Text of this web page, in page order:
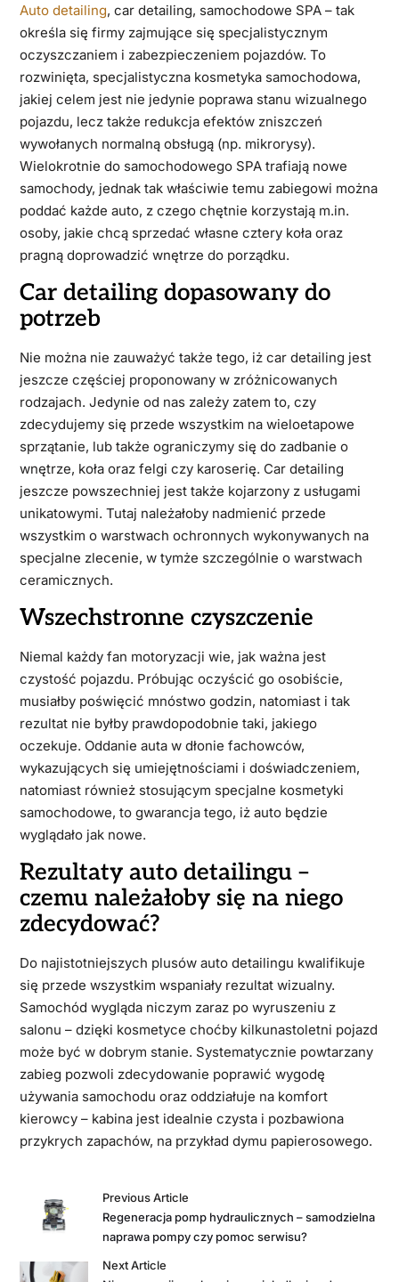
Auto detailing, car detailing, samochodowe SPA – tak
określa się firmy zajmujące się specjalistycznym
oczyszczaniem i zabezpieczeniem pojazdów. To
rozwinięta, specjalistyczna kosmetyka samochodowa,
jakiej celem jest nie jedynie poprawa stanu wizualnego
pojazdu, lecz także redukcja efektów zniszczeń
wywołanych normalną obsługą (np. mikrorysy).
Wielokrotnie do samochodowego SPA trafiają nowe
samochody, jednak tak właściwie temu zabiegowi można
poddać każde auto, z czego chętnie korzystają m.in.
osoby, jakie chcą sprzedać własne cztery koła oraz
pragną doprowadzić wnętrze do porządku.
Car detailing dopasowany do
potrzeb
Nie można nie zauważyć także tego, iż car detailing jest
jeszcze częściej proponowany w zróżnicowanych
rodzajach. Jedynie od nas zależy zatem to, czy
zdecydujemy się przede wszystkim na wieloetapowe
sprzątanie, lub także ograniczymy się do zadbanie o
wnętrze, koła oraz felgi czy karoserię. Car detailing
jeszcze powszechniej jest także kojarzony z usługami
unikatowymi. Tutaj należałoby nadmienić przede
wszystkim o warstwach ochronnych wykonywanych na
specjalne zlecenie, w tymże szczególnie o warstwach
ceramicznych.
Wszechstronne czyszczenie
Niemal każdy fan motoryzacji wie, jak ważna jest
czystość pojazdu. Próbując oczyścić go osobiście,
musiałby poświęcić mnóstwo godzin, natomiast i tak
rezultat nie byłby prawdopodobnie taki, jakiego
oczekuje. Oddanie auta w dłonie fachowców,
wykazujących się umiejętnościami i doświadczeniem,
natomiast również stosującym specjalne kosmetyki
samochodowe, to gwarancja tego, iż auto będzie
wyglądało jak nowe.
Rezultaty auto detailingu –
czemu należałoby się na niego
zdecydować?
Do najistotniejszych plusów auto detailingu kwalifikuje
się przede wszystkim wspaniały rezultat wizualny.
Samochód wygląda niczym zaraz po wyruszeniu z
salonu – dzięki kosmetyce choćby kilkunastoletni pojazd
może być w dobrym stanie. Systematycznie powtarzany
zabieg pozwoli zdecydowanie poprawić wygodę
używania samochodu oraz oddziałuje na komfort
kierowcy – kabina jest idealnie czysta i pozbawiona
przykrych zapachów, na przykład dymu papierosowego.
Previous Article
Regeneracja pomp hydraulicznych – samodzielna
naprawa pompy czy pomoc serwisu?
Next Article